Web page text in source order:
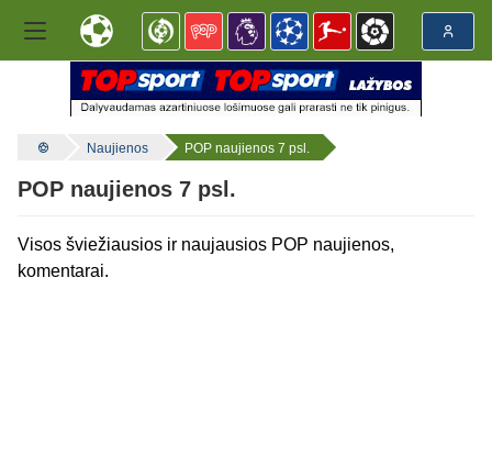
Naujienos POP naujienos 7 psl.
POP naujienos 7 psl.
Visos šviežiausios ir naujausios POP naujienos,
komentarai.